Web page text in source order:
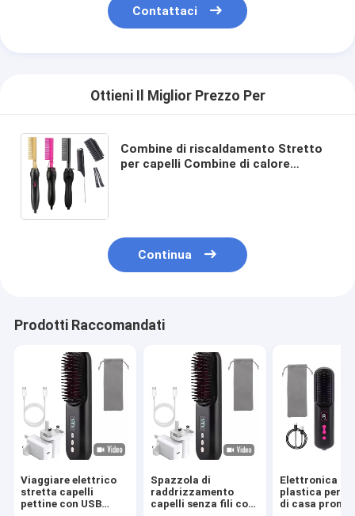
Contattaci
Ottieni Il Miglior Prezzo Per
Combine di riscaldamento Stretto
per capelli Combine di calore
Continua
Prodotti Raccomandati
Viaggiare elettrico
stretta capelli
pettine con USB
Spazzola di
raddrizzamento
capelli senza fili con
Elettronica di
plastica per
di casa